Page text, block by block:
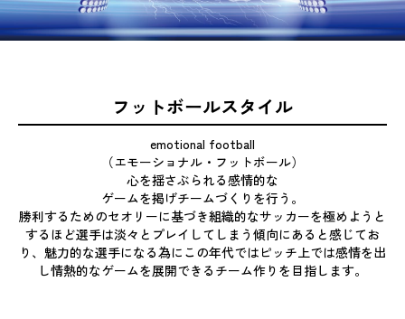
フットボールスタイル
emotional football
（エモーショナル・フットボール）
心を揺さぶられる感情的な
ゲームを掲げチームづくりを行う。
勝利するためのセオリーに基づき組織的なサッカーを極めようと
するほど選手は淡々とプレイしてしまう傾向にあると感じてお
り、魅力的な選手になる為にこの年代ではピッチ上では感情を出
し情熱的なゲームを展開できるチーム作りを目指します。